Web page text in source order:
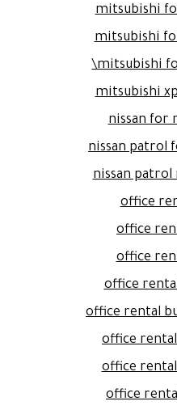
mitsubishi
mitsubishi
mitsubishi
mitsubishi
nissan for
nissan patrol
nissan patrol
office
office
office
office
office rental
office rental
office rental
office